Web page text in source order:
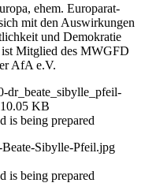
ehem. Europarat-
mit den Auswirkungen
und Demokratie
Mitglied des MWGFD
AfA e.V.
dr_beate_sibylle_pfeil-
10.05 KB
is being prepared
Sibylle-Pfeil.jpg
is being prepared